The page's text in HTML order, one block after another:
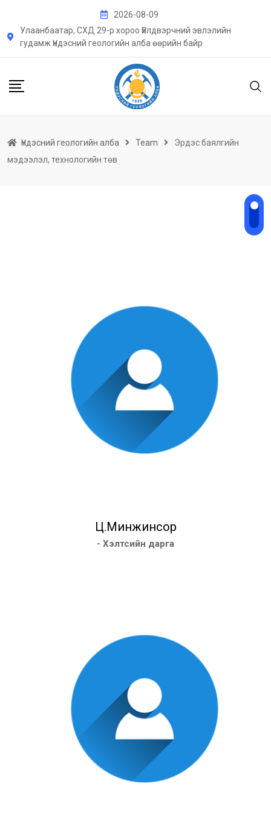
content
2026-08-09
Улаанбаатар, СХД 29-р хороо Үйлдвэрчний эвлэлийн
гудамж Үндэсний геологийн алба өөрийн байр
Үндэсний геологийн алба Team
Эрдэс баялгийн
мэдээлэл, технологийн төв
Ц.Минжинсор
- Хэлтсийн дарга